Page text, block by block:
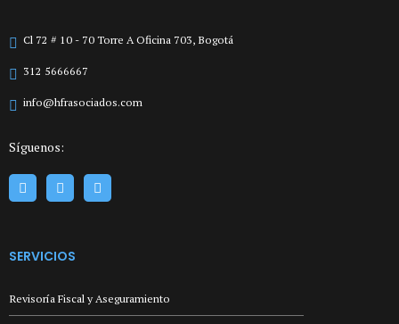
Cl 72 # 10 - 70 Torre A Oficina 703, Bogotá
312 5666667
info@hfrasociados.com
Síguenos:
SERVICIOS
Revisoría Fiscal y Aseguramiento